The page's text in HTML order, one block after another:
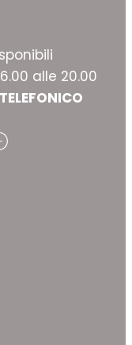
alle 20.00